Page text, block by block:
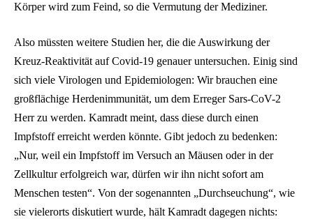
Körper wird zum Feind, so die Vermutung der Mediziner.
Also müssten weitere Studien her, die die Auswirkung der
Kreuz-Reaktivität auf Covid-19 genauer untersuchen. Einig sind
sich viele Virologen und Epidemiologen: Wir brauchen eine
großflächige Herdenimmunität, um dem Erreger Sars-CoV-2
Herr zu werden. Kamradt meint, dass diese durch einen
Impfstoff erreicht werden könnte. Gibt jedoch zu bedenken:
„Nur, weil ein Impfstoff im Versuch an Mäusen oder in der
Zellkultur erfolgreich war, dürfen wir ihn nicht sofort am
Menschen testen“. Von der sogenannten „Durchseuchung“, wie
sie vielerorts diskutiert wurde, hält Kamradt dagegen nichts: